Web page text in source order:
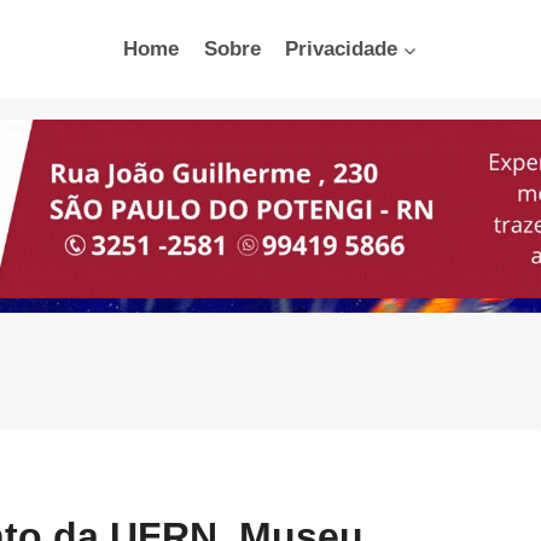
Home Sobre Privacidade